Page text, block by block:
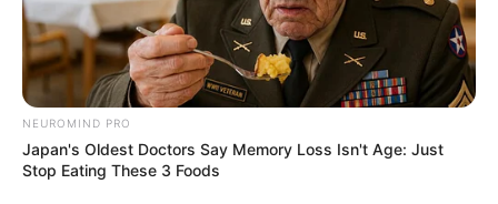
Ibu: –
Saudara Laki-laki: –
Saudara Perempuan: –
Pacar
NEUROMIND PRO
Japan's Oldest Doctors Say Memory Loss Isn't Age: Just
Stop Eating These 3 Foods